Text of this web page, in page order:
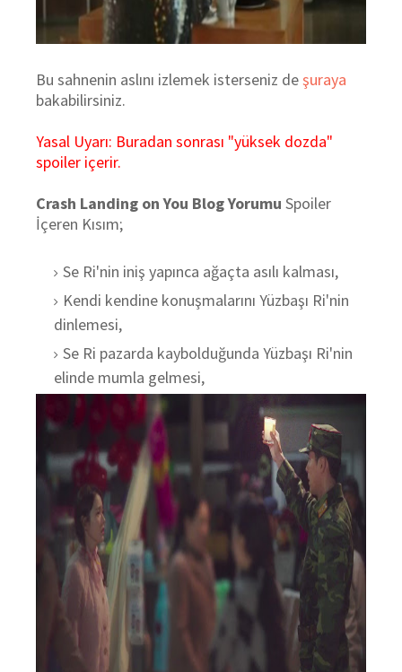
Bu sahnenin aslını izlemek isterseniz deşuraya
bakabilirsiniz.
Yasal Uyarı: Buradan sonrası "yüksek dozda"
spoiler içerir.
Crash Landing on You Blog Yorumu Spoiler
İçeren Kısım;
Se Ri'nin iniş yapınca ağaçta asılı kalması,
Kendi kendine konuşmalarını Yüzbaşı Ri'nin
dinlemesi,
Se Ri pazarda kaybolduğunda Yüzbaşı Ri'nin
elinde mumla gelmesi,